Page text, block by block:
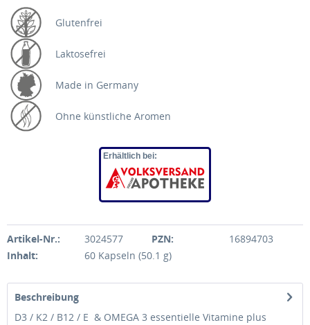
Glutenfrei
Laktosefrei
Made in Germany
Ohne künstliche Aromen
Erhältlich bei:
Artikel-Nr.: 3024577 PZN:
16894703
Inhalt:
60 Kapseln (50.1 g)
Beschreibung
D3 / K2 / B12 / E & OMEGA 3 essentielle Vitamine plus